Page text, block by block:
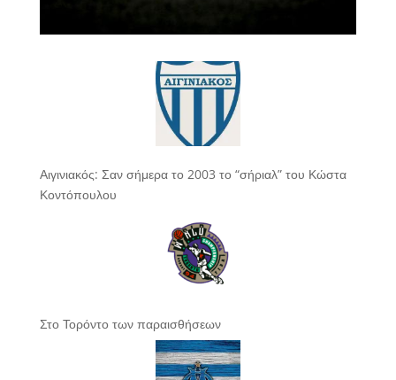
Αιγινιακός: Σαν σήμερα το 2003 το “σήριαλ” του Κώστα
Κοντόπουλου
Στο Τορόντο των παραισθήσεων